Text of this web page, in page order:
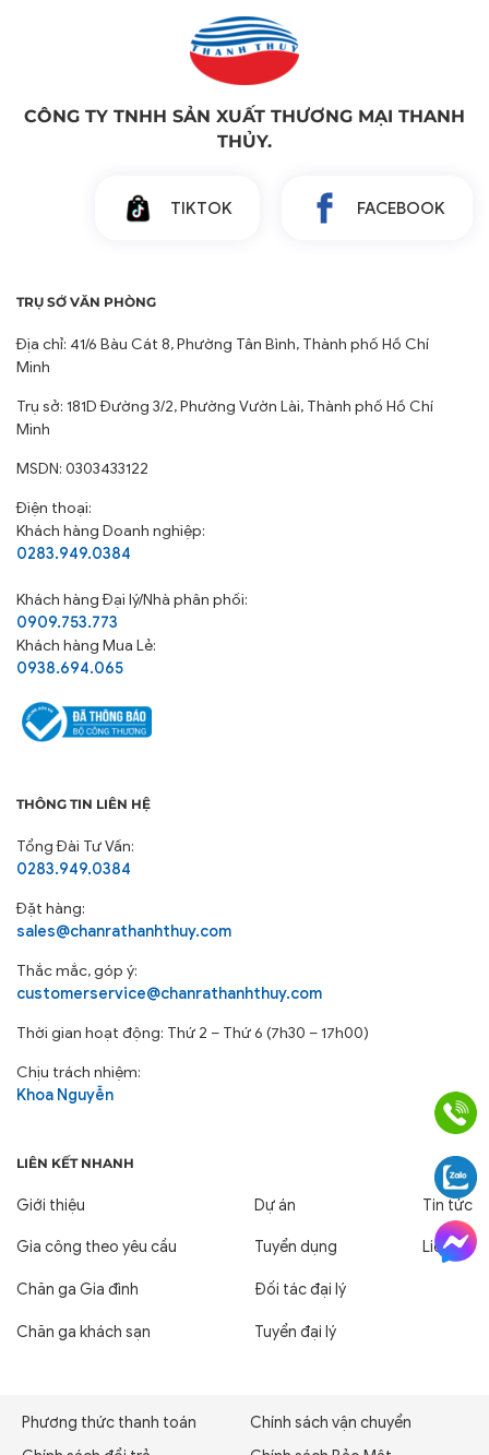
CÔNG TY TNHH SẢN XUẤT THƯƠNG MẠI THANH
THỦY.
TIKTOK FACEBOOK
TRỤ SỞ VĂN PHÒNG
Địa chỉ: 41/6 Bàu Cát 8, Phường Tân Bình, Thành phố Hồ Chí
Minh
Trụ sở: 181D Đường 3/2, Phường Vườn Lài, Thành phố Hồ Chí
Minh
MSDN: 0303433122
Điện thoại:
Khách hàng Doanh nghiệp:
0283.949.0384
Khách hàngĐại lý/Nhà phân phối:
0909.753.773
Khách hàng Mua Lẻ:
0938.694.065
THÔNG TIN LIÊN HỆ
Tổng Đài Tư Vấn:
0283.949.0384
Đặt hàng:
sales@chanrathanhthuy.com
Thắc mắc, góp ý:
customerservice@chanrathanhthuy.com
Thời gian hoạt động: Thứ 2 – Thứ 6 (7h30 – 17h00)
Chịu trách nhiệm:
Khoa Nguyễn
LIÊN KẾT NHANH
Giới thiệu
Gia công theo yêu cầu
Chăn ga Gia đình
Chăn ga khách sạn
Dự án
Tuyển dụng
Đối tác đại lý
Tuyển đại lý
Tin tức
Liên hệ
Phương thức thanh toán
Chính sách vận chuyển